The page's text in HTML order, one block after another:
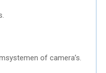
of camera’s.